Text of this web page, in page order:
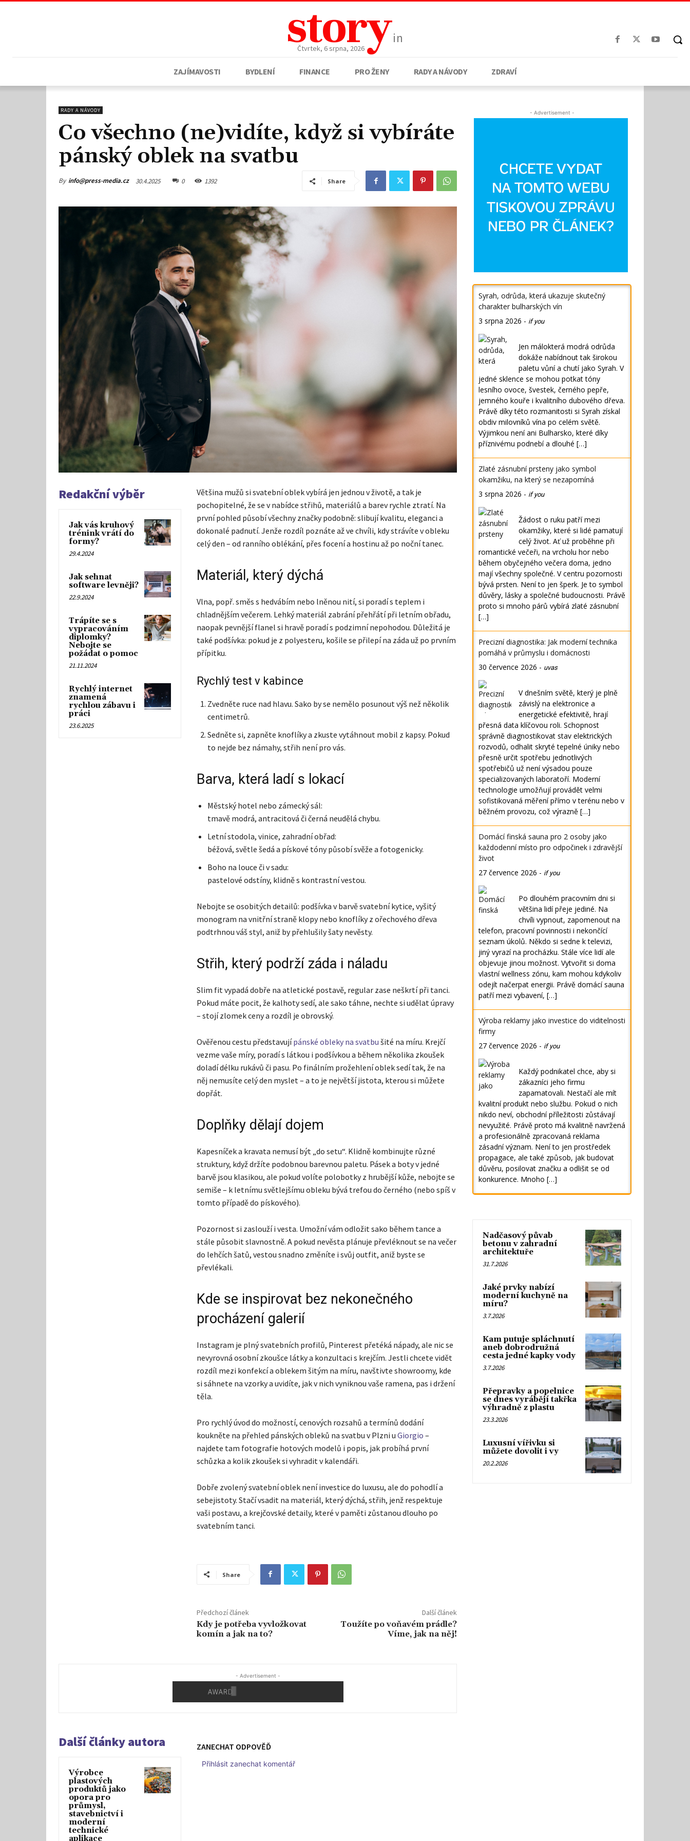
storyin
Čtvrtek, 6 srpna, 2026
ZAJÍMAVOSTI BYDLENÍ FINANCE PRO ŽENY RADY A NÁVODY ZDRAVÍ
RADY A NÁVODY
Co všechno (ne)vidíte, když si vybíráte
pánský oblek na svatbu
By info@press-media.cz 30.4.2025 0 1392 Share
Redakční výběr
Jak vás kruhový
trénink vrátí do
formy?
29.4.2024
Jak sehnat
software levněji?
22.9.2024
Trápíte se s
vypracováním
diplomky?
Nebojte se
požádat o pomoc
21.11.2024
Rychlý internet
znamená
rychlou zábavu i
práci
23.6.2025
Většina mužů si svatební oblek vybírá jen jednou v životě, a tak je
pochopitelné, že se v nabídce střihů, materiálů a barev rychle ztratí. Na
první pohled působí všechny značky podobně: slibují kvalitu, eleganci a
dokonalé padnutí. Jenže rozdíl poznáte až ve chvíli, kdy strávíte v obleku
celý den – od ranního oblékání, přes focení a hostinu až po noční tanec.
Materiál, který dýchá
Vlna, popř. směs s hedvábím nebo lněnou nití, si poradí s teplem i
chladnějším večerem. Lehký materiál zabrání přehřátí při letním obřadu,
naopak pevnější flanel si hravě poradí s podzimní nepohodou. Důležitá je
také podšívka: pokud je z polyesteru, košile se přilepí na záda už po prvním
přípitku.
Rychlý test v kabince
Zvedněte ruce nad hlavu. Sako by se nemělo posunout výš než několik
centimetrů.
Sedněte si, zapněte knoflíky a zkuste vytáhnout mobil z kapsy. Pokud
to nejde bez námahy, střih není pro vás.
Barva, která ladí s lokací
Městský hotel nebo zámecký sál:
tmavě modrá, antracitová či černá neudělá chybu.
Letní stodola, vinice, zahradní obřad:
béžová, světle šedá a pískové tóny působí svěže a fotogenicky.
Boho na louce či v sadu:
pastelové odstíny, klidně s kontrastní vestou.
Nebojte se osobitých detailů: podšívka v barvě svatební kytice, vyšitý
monogram na vnitřní straně klopy nebo knoflíky z ořechového dřeva
podtrhnou váš styl, aniž by přehlušily šaty nevěsty.
Střih, který podrží záda i náladu
Slim fit vypadá dobře na atletické postavě, regular zase neškrtí při tanci.
Pokud máte pocit, že kalhoty sedí, ale sako táhne, nechte si udělat úpravy
– stojí zlomek ceny a rozdíl je obrovský.
Ověřenou cestu představujípánské obleky na svatbu šité na míru. Krejčí
vezme vaše míry, poradí s látkou i podšívkou a během několika zkoušek
doladí délku rukávů či pasu. Po finálním prožehlení oblek sedí tak, že na
něj nemusíte celý den myslet – a to je největší jistota, kterou si můžete
dopřát.
Doplňky dělají dojem
Kapesníček a kravata nemusí být „do setu“. Klidně kombinujte různé
struktury, když držíte podobnou barevnou paletu. Pásek a boty v jedné
barvě jsou klasikou, ale pokud volíte polobotky z hrubější kůže, nebojte se
semiše – k letnímu světlejšímu obleku bývá trefou do černého (nebo spíš v
tomto případě do pískového).
Pozornost si zaslouží i vesta. Umožní vám odložit sako během tance a
stále působit slavnostně. A pokud nevěsta plánuje převléknout se na večer
do lehčích šatů, vestou snadno změníte i svůj outfit, aniž byste se
převlékali.
Kde se inspirovat bez nekonečného
procházení galerií
Instagram je plný svatebních profilů, Pinterest přetéká nápady, ale nic se
nevyrovná osobní zkoušce látky a konzultaci s krejčím. Jestli chcete vidět
rozdíl mezi konfekcí a oblekem šitým na míru, navštivte showroomy, kde
si sáhnete na vzorky a uvidíte, jak v nich vyniknou vaše ramena, pas i držení
těla.
Pro rychlý úvod do možností, cenových rozsahů a termínů dodání
koukněte na přehled pánských obleků na svatbu v Plzni u Giorgio –
najdete tam fotografie hotových modelů i popis, jak probíhá první
schůzka a kolik zkoušek si vyhradit v kalendáři.
Dobře zvolený svatební oblek není investice do luxusu, ale do pohodlí a
sebejistoty. Stačí vsadit na materiál, který dýchá, střih, jenž respektuje
vaši postavu, a krejčovské detaily, které v paměti zůstanou dlouho po
svatebním tanci.
Share
Předchozí článek
Kdy je potřeba vyvložkovat
komín a jak na to?
Další článek
Toužíte po voňavém prádle?
Víme, jak na něj!
- Advertisement -
Další články autora
Výrobce
plastových
produktů jako
opora pro
průmysl,
stavebnictví i
moderní
technické
aplikace
ZANECHAT ODPOVĚĎ
Přihlásit zanechat komentář
- Advertisement -
Syrah, odrůda, která ukazuje skutečný
charakter bulharských vín
3 srpna 2026 - if you
Jen málokterá modrá odrůda
dokáže nabídnout tak širokou
paletu vůní a chutí jako Syrah. V
jedné sklence se mohou potkat tóny
lesního ovoce, švestek, černého pepře,
jemného kouře i kvalitního dubového dřeva.
Právě díky této rozmanitosti si Syrah získal
obdiv milovníků vína po celém světě.
Výjimkou není ani Bulharsko, které díky
příznivému podnebí a dlouhé […]
Zlaté zásnubní prsteny jako symbol
okamžiku, na který se nezapomíná
3 srpna 2026 - if you
Žádost o ruku patří mezi
okamžiky, které si lidé pamatují
celý život. Ať už proběhne při
romantické večeři, na vrcholu hor nebo
během obyčejného večera doma, jedno
mají všechny společné. V centru pozornosti
bývá prsten. Není to jen šperk. Je to symbol
důvěry, lásky a společné budoucnosti. Právě
proto si mnoho párů vybírá zlaté zásnubní
[…]
Precizní diagnostika: Jak moderní technika
pomáhá v průmyslu i domácnosti
30 července 2026 - uvas
V dnešním světě, který je plně
závislý na elektronice a
energetické efektivitě, hrají
přesná data klíčovou roli. Schopnost
správně diagnostikovat stav elektrických
rozvodů, odhalit skryté tepelné úniky nebo
přesně určit spotřebu jednotlivých
spotřebičů už není výsadou pouze
specializovaných laboratoří. Moderní
technologie umožňují provádět velmi
sofistikovaná měření přímo v terénu nebo v
běžném provozu, což výrazně […]
Domácí finská sauna pro 2 osoby jako
každodenní místo pro odpočinek i zdravější
život
27 července 2026 - if you
Po dlouhém pracovním dni si
většina lidí přeje jediné. Na
chvíli vypnout, zapomenout na
telefon, pracovní povinnosti i nekončící
seznam úkolů. Někdo si sedne k televizi,
jiný vyrazí na procházku. Stále více lidí ale
objevuje jinou možnost. Vytvořit si doma
vlastní wellness zónu, kam mohou kdykoliv
odejít načerpat energii. Právě domácí sauna
patří mezi vybavení, […]
Výroba reklamy jako investice do viditelnosti
firmy
27 července 2026 - if you
Každý podnikatel chce, aby si
zákazníci jeho firmu
zapamatovali. Nestačí ale mít
kvalitní produkt nebo službu. Pokud o nich
nikdo neví, obchodní příležitosti zůstávají
nevyužité. Právě proto má kvalitně navržená
a profesionálně zpracovaná reklama
zásadní význam. Není to jen prostředek
propagace, ale také způsob, jak budovat
důvěru, posilovat značku a odlišit se od
konkurence. Mnoho […]
Nadčasový půvab
betonu v zahradní
architektuře
31.7.2026
Jaké prvky nabízí
moderní kuchyně na
míru?
3.7.2026
Kam putuje spláchnutí
aneb dobrodružná
cesta jedné kapky vody
3.7.2026
Přepravky a popelnice
se dnes vyrábějí takřka
výhradně z plastu
23.3.2026
Luxusní vířivku si
můžete dovolit i vy
20.2.2026